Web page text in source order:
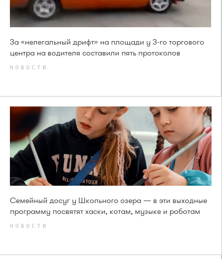
За «нелегальный дрифт» на площади у 3-го торгового
центра на водителя составили пять протоколов
НОВОСТИ
Семейный досуг у Школьного озера — в эти выходные
программу посвятят хаски, котам, музыке и роботам
НОВОСТИ